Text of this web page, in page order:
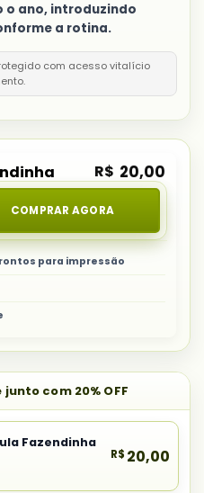
o ano, introduzindo
a rotina.
com acesso vitalício
R$ 20,00
COMPRAR AGORA
para impressão
com 20% OFF
Fazendinha
R$ 20,00